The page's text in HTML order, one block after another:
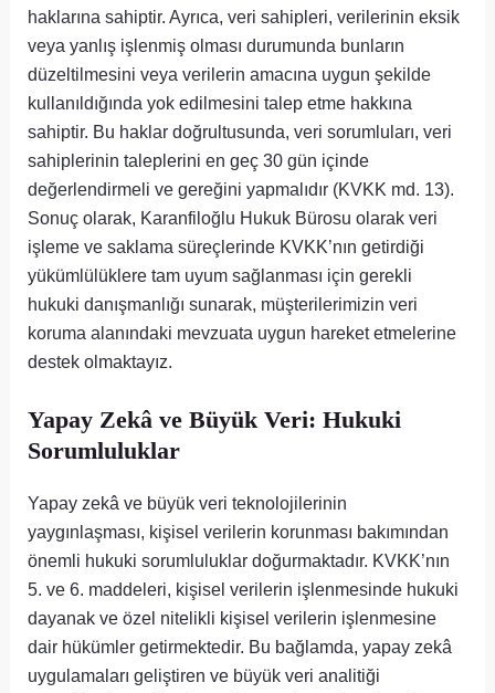
haklarına sahiptir. Ayrıca, veri sahipleri, verilerinin eksik
veya yanlış işlenmiş olması durumunda bunların
düzeltilmesini veya verilerin amacına uygun şekilde
kullanıldığında yok edilmesini talep etme hakkına
sahiptir. Bu haklar doğrultusunda, veri sorumluları, veri
sahiplerinin taleplerini en geç 30 gün içinde
değerlendirmeli ve gereğini yapmalıdır (KVKK md. 13).
Sonuç olarak, Karanfiloğlu Hukuk Bürosu olarak veri
işleme ve saklama süreçlerinde KVKK’nın getirdiği
yükümlülüklere tam uyum sağlanması için gerekli
hukuki danışmanlığı sunarak, müşterilerimizin veri
koruma alanındaki mevzuata uygun hareket etmelerine
destek olmaktayız.
Yapay Zekâ ve Büyük Veri: Hukuki
Sorumluluklar
Yapay zekâ ve büyük veri teknolojilerinin
yaygınlaşması, kişisel verilerin korunması bakımından
önemli hukuki sorumluluklar doğurmaktadır. KVKK’nın
5. ve 6. maddeleri, kişisel verilerin işlenmesinde hukuki
dayanak ve özel nitelikli kişisel verilerin işlenmesine
dair hükümler getirmektedir. Bu bağlamda, yapay zekâ
uygulamaları geliştiren ve büyük veri analitiği